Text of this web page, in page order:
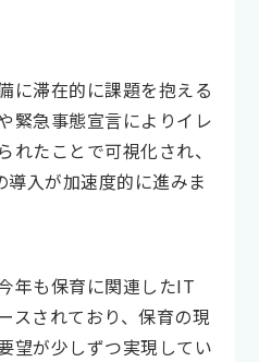
に滞在的に課題を抱える
緊急事態宣言によりイレ
れたことで可視化され、
入が加速度的に進みま
年も保育に関連したIT
スされており、保育の現
望が少しずつ実現してい